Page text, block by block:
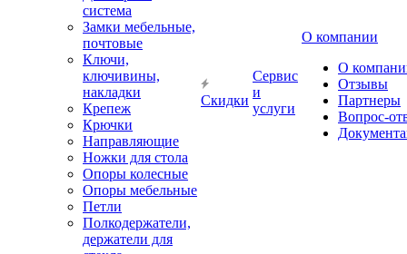
система
Замки мебельные,
почтовые
Ключи,
ключивины,
накладки
Крепеж
Крючки
Направляющие
Ножки для стола
Опоры колесные
Опоры мебельные
Петли
Полкодержатели,
держатели для
Скидки
Сервис
и
услуги
О компании
О
Отзывы
Партнеры
Вопрос-